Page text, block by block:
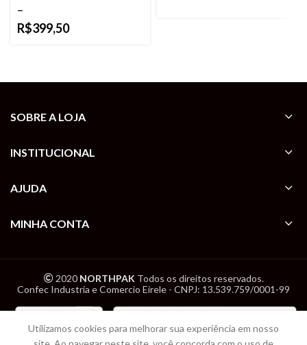
R$
SOBRE A LOJA
INSTITUCIONAL
AJUDA
MINHA CONTA
2020 NORTHPAK Todos os direitos reservados.
Confec Industria e Comercio Eirele - CNPJ: 13.539.759/0001-99
Utilizamos cookies para melhorar sua experiência em nosso